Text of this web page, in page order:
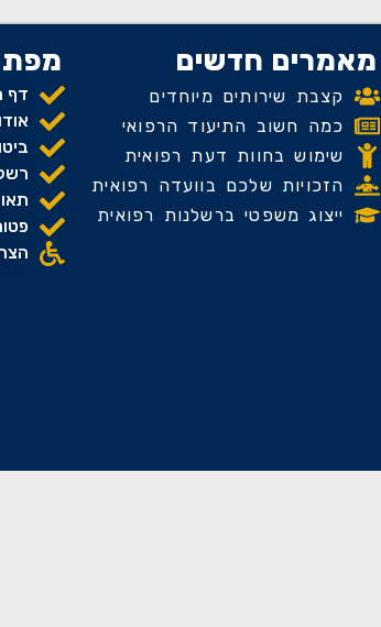
מאמרים חדשים
קצבת שירותים מיוחדים
כמה חשוב התיעוד הרפואי
שימוש בחוות דעת רפואית
הזכויות שלכם בוועדה רפואית
ייצוג משפטי ברשלנות רפואית
דף